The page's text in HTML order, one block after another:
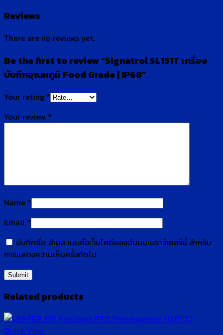
Reviews
There are no reviews yet.
Be the first to review “Signatrol SL151T เครื่อง
บันทึกอุณหภูมิ Food Grade | IP68”
Your rating *
Your review *
Name *
Email *
บันทึกชื่อ, อีเมล และชื่อเว็บไซต์ของฉันบนเบราว์เซอร์นี้ สำหรับ
การแสดงความเห็นครั้งถัดไป
Related products
Quick View